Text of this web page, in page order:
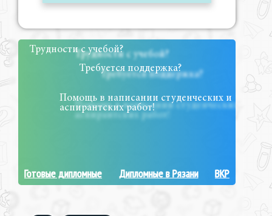
Трудности с учебой?
Требуется поддержка?
Помощь в написании студенческих и
аспирантских работ!
Готовые дипломные Дипломные в Рязани ВКР